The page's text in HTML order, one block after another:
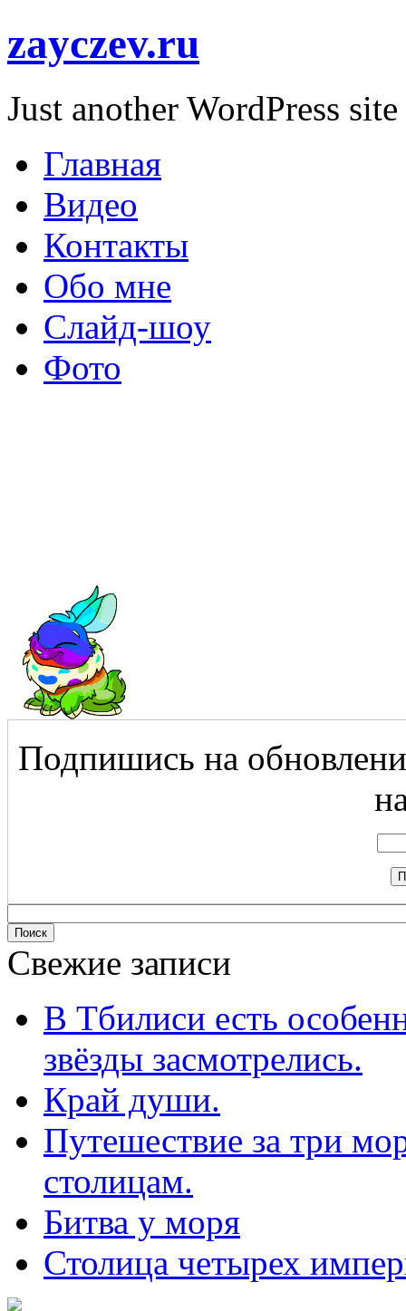
zayczev.ru
Just another WordPress site
Главная
Видео
Контакты
Обо мне
Слайд-шоу
Фото
Подпишись на
Свежие записи
В Тбилиси есть
звёзды засмотрелись.
Край души.
Путешествие за три
столицам.
Битва у моря
Столица четырех